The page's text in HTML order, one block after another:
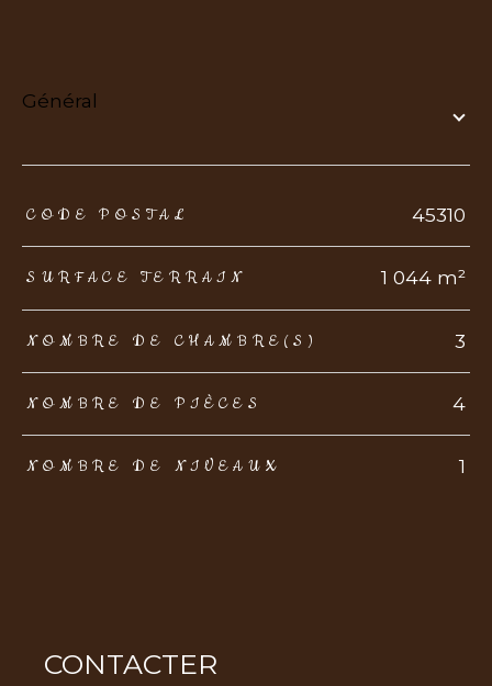
général
TRAD_ZEPHYR_Caracteristique TRAD_ZEPHYR_Valeurs
CODE POSTAL 45310
SURFACE TERRAIN 1 044 m²
NOMBRE DE CHAMBRE(S) 3
NOMBRE DE PIÈCES 4
NOMBRE DE NIVEAUX 1
CONTACTER